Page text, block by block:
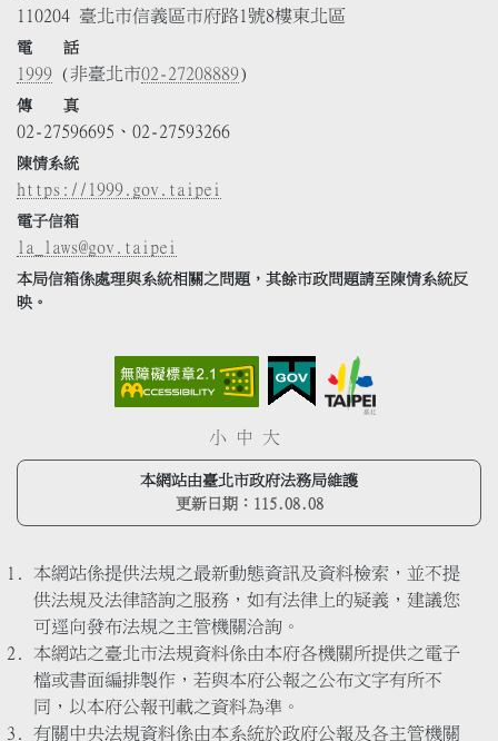
110204 臺北市信義區市府路1號8樓東北區
電 話
1999 (非臺北市02-27208889)
傳 真
02-27596695、02-27593266
陳情系統
https://1999.gov.taipei
電子信箱
la_laws@gov.taipei
本局信箱係處理與系統相關之問題，其餘市政問題請至陳情系統反
映。
小 中 大
本網站由臺北市政府法務局維護
更新日期： 115.08.08
本網站係提供法規之最新動態資訊及資料檢索，並不提
供法規及法律諮詢之服務，如有法律上的疑義，建議您
可逕向發布法規之主管機關洽詢。
本網站之臺北市法規資料係由本府各機關所提供之電子
檔或書面編排製作，若與本府公報之公布文字有所不
同，以本府公報刊載之資料為準。
有關中央法規資料係由本系統於政府公報及各主管機關